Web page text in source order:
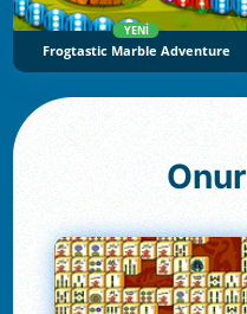
YENI
Frogtastic Marble Adventure
Onur